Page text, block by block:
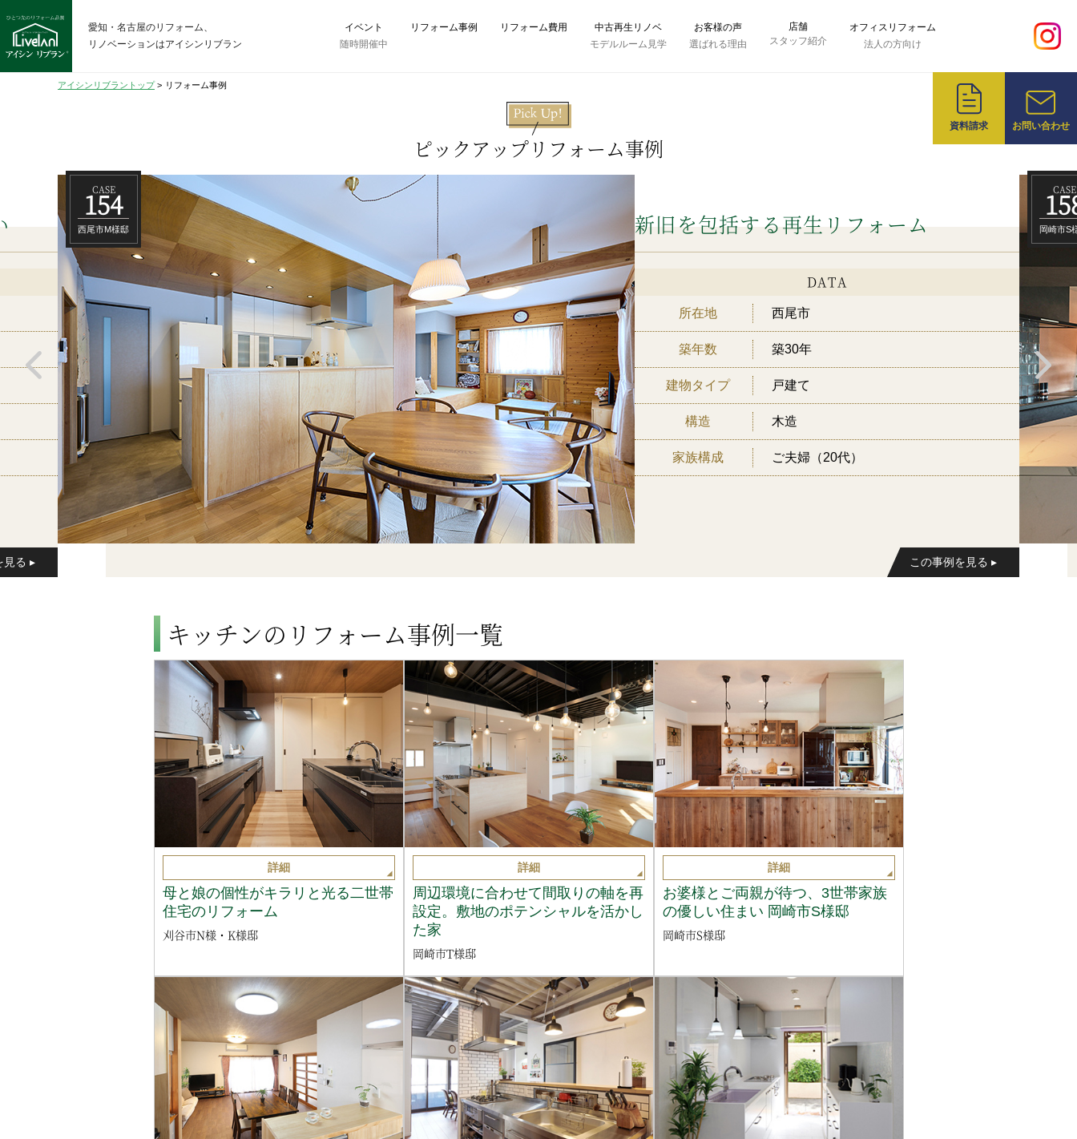
愛知・名古屋のリフォーム、
リノベーションはアイシンリブラン
イベント
随時開催中
リフォーム事例 リフォーム費用
中古再生リノベ
モデルルーム見学
お客様の声
選ばれる理由
店舗
スタッフ紹介
オフィスリフォーム
法人の方向け
資料請求 お問い合わせ
アイシンリブラントップ> リフォーム事例
ピックアップリフォーム事例
CASE
154
西尾市M様邸 新旧を包括する再生リフォーム
DATA
所在地 西尾市
築年数 築30年
建物タイプ 戸建て
構造 木造
家族構成 ご夫婦（20代）
CASE
岡崎市S
キッチンのリフォーム事例一覧
詳細
母と娘の個性がキラリと光る二世帯
住宅のリフォーム
刈谷市N様・K様邸
詳細
周辺環境に合わせて間取りの軸を再
設定。敷地のポテンシャルを活かし
た家
岡崎市T様邸
詳細
お婆様とご両親が待つ、3世帯家族
の優しい住まい 岡崎市S様邸
岡崎市S様邸